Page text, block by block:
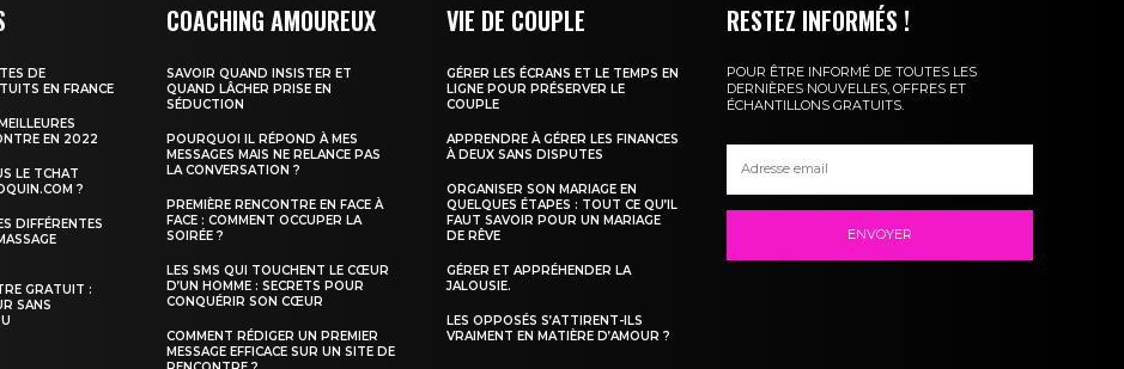
DE
EN FRANCE
EN 2022
LE TCHAT
?
DIFFÉRENTES
GRATUIT :
SANS
COACHING AMOUREUX
SAVOIR QUAND INSISTER ET
QUAND LÂCHER PRISE EN
SÉDUCTION
POURQUOI IL RÉPOND À MES
MESSAGES MAIS NE RELANCE PAS
LA CONVERSATION ?
PREMIÈRE RENCONTRE EN FACE À
FACE : COMMENT OCCUPER LA
SOIRÉE ?
LES SMS QUI TOUCHENT LE CŒUR
D’UN HOMME : SECRETS POUR
CONQUÉRIR SON CŒUR
COMMENT RÉDIGER UN PREMIER
MESSAGE EFFICACE SUR UN SITE DE
VIE DE COUPLE
GÉRER LES ÉCRANS ET LE TEMPS EN
LIGNE POUR PRÉSERVER LE
COUPLE
APPRENDRE À GÉRER LES FINANCES
À DEUX SANS DISPUTES
ORGANISER SON MARIAGE EN
QUELQUES ÉTAPES : TOUT CE QU’IL
FAUT SAVOIR POUR UN MARIAGE
DE RÊVE
GÉRER ET APPRÉHENDER LA
JALOUSIE.
LES OPPOSÉS S’ATTIRENT-ILS
VRAIMENT EN MATIÈRE D’AMOUR ?
RESTEZ INFORMÉS !
POUR ÊTRE INFORMÉ DE TOUTES LES
DERNIÈRES NOUVELLES, OFFRES ET
ÉCHANTILLONS GRATUITS.
ENVOYER